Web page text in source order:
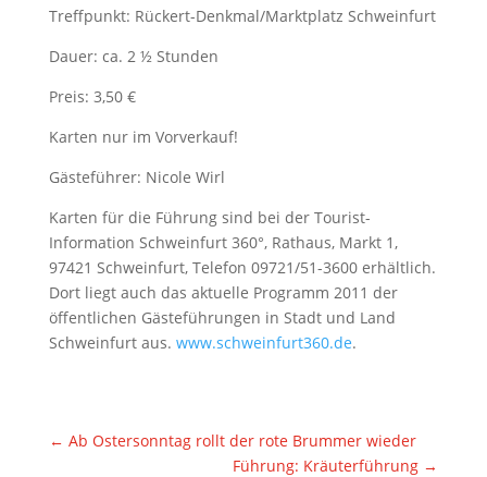
Treffpunkt: Rückert-Denkmal/Marktplatz Schweinfurt
Dauer: ca. 2 ½ Stunden
Preis: 3,50 €
Karten nur im Vorverkauf!
Gästeführer: Nicole Wirl
Karten für die Führung sind bei der Tourist-
Information Schweinfurt 360°, Rathaus, Markt 1,
97421 Schweinfurt, Telefon 09721/51-3600 erhältlich.
Dort liegt auch das aktuelle Programm 2011 der
öffentlichen Gästeführungen in Stadt und Land
Schweinfurt aus. www.schweinfurt360.de.
← Ab Ostersonntag rollt der rote Brummer wieder
Führung: Kräuterführung →